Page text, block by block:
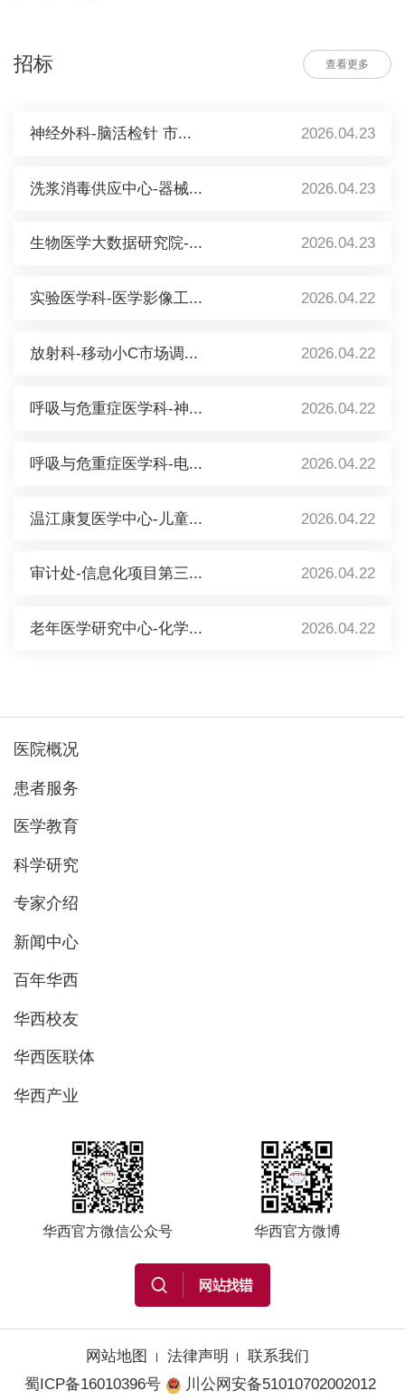
招标 查看更多
神经外科-脑活检针 市... 2026.04.23
洗浆消毒供应中心-器械... 2026.04.23
生物医学大数据研究院-... 2026.04.23
实验医学科-医学影像工... 2026.04.22
放射科-移动小C市场调... 2026.04.22
呼吸与危重症医学科-神... 2026.04.22
呼吸与危重症医学科-电... 2026.04.22
温江康复医学中心-儿童... 2026.04.22
审计处-信息化项目第三... 2026.04.22
老年医学研究中心-化学... 2026.04.22
医院概况
患者服务
医学教育
科学研究
专家介绍
新闻中心
百年华西
华西校友
华西医联体
华西产业
华西官方微信公众号 华西官方微博
网站地图 法律声明
联系我们
蜀ICP备16010396号
川公网安备51010702002012